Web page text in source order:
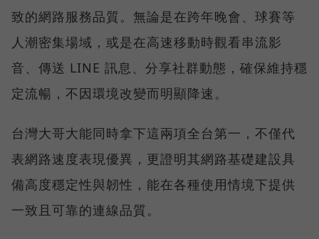
致的網路服務品質。無論是在跨年晚會、球賽等
人潮密集場域，或是在高速移動時觀看串流影
音、傳送 LINE 訊息、分享社群動態，確保維持穩
定流暢，不因環境改變而明顯降速。
台灣大哥大能同時拿下這兩項全台第一，不僅代
表網路速度表現優異，更證明其網路基礎建設具
備高度穩定性與韌性，能在各種使用情境下提供
一致且可靠的連線品質。